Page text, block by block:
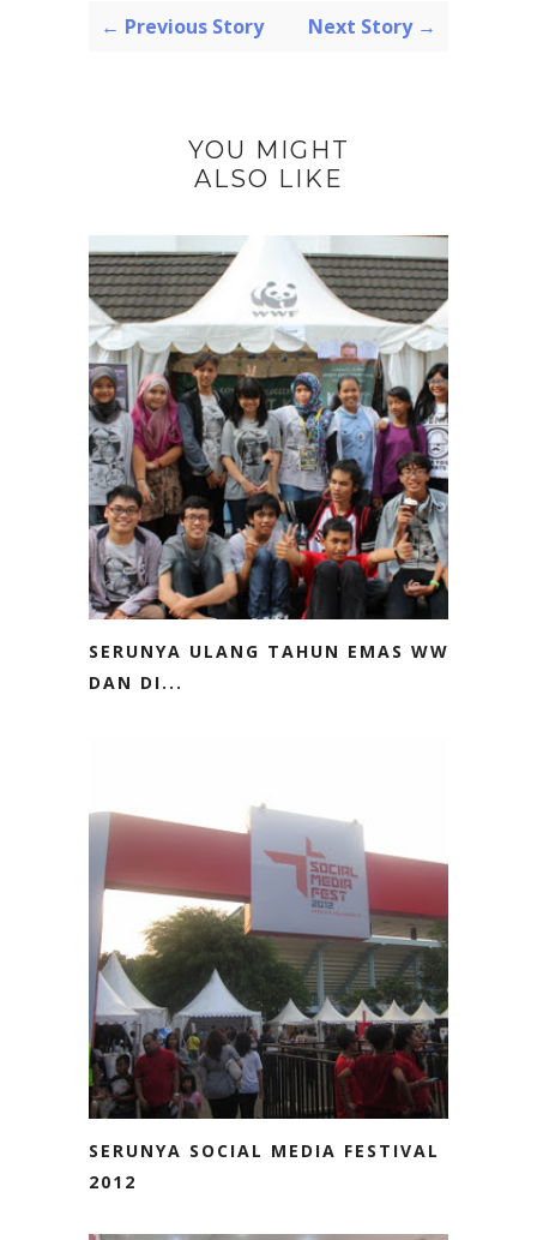
← Previous Story Next Story →
YOU MIGHT
ALSO LIKE
SERUNYA ULANG TAHUN EMAS WWF
DAN DI...
SERUNYA SOCIAL MEDIA FESTIVAL
2012